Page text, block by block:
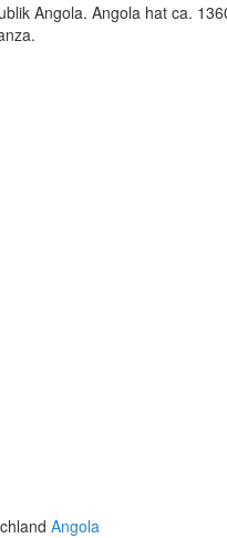
Angola. Angola hat ca.
Angola